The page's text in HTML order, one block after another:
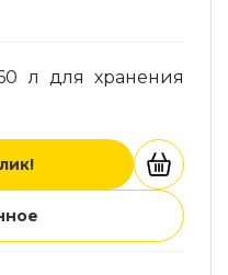
л для хранения